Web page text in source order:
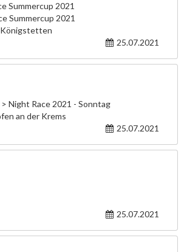
Summercup 2021
Summercup 2021
Königstetten
25.07.2021
Night Race 2021 - Sonntag
an der Krems
25.07.2021
25.07.2021